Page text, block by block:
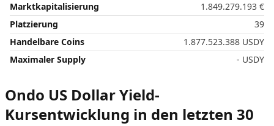
Marktkapitalisierung 1.849.279.193 €
Platzierung
39
Handelbare Coins
1.877.523.388 USDY
Maximaler Supply
- USDY
Ondo US Dollar Yield-
Kursentwicklung in den letzten 30